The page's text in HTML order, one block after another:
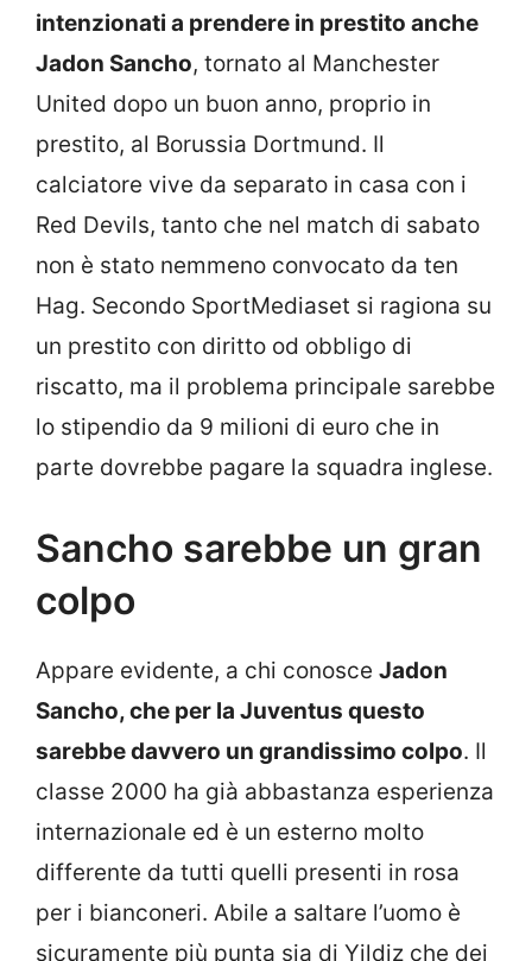
intenzionati a prendere in prestito anche
Jadon Sancho, tornato al Manchester
United dopo un buon anno, proprio in
prestito, al Borussia Dortmund. Il
calciatore vive da separato in casa con i
Red Devils, tanto che nel match di sabato
non è stato nemmeno convocato da ten
Hag. Secondo SportMediaset si ragiona su
un prestito con diritto od obbligo di
riscatto, ma il problema principale sarebbe
lo stipendio da 9 milioni di euro che in
parte dovrebbe pagare la squadra inglese.
Sancho sarebbe un gran
colpo
Appare evidente, a chi conosce Jadon
Sancho, che per la Juventus questo
sarebbe davvero un grandissimo colpo. Il
classe 2000 ha già abbastanza esperienza
internazionale ed è un esterno molto
differente da tutti quelli presenti in rosa
per i bianconeri. Abile a saltare l’uomo è
sicuramente più punta sia di Yildiz che dei